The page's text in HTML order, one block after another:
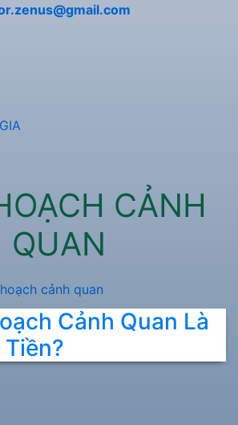
CẢNH
QUAN
cảnh quan
Cảnh Quan Là